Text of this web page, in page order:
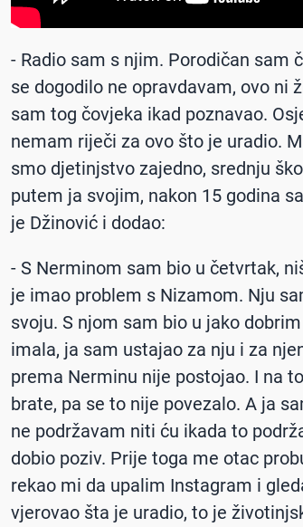
- Radio sam s njim. Porodičan sam
se dogodilo ne opravdavam, ovo ni
sam tog čovjeka ikad poznavao.
nemam riječi za ovo što je uradio.
smo djetinjstvo zajedno, srednju
putem ja svojim, nakon 15 godina
je Džinović i dodao:
- S Nerminom sam bio u četvrtak,
je imao problem s Nizamom. Nju
svoju. S njom sam bio u jako
imala, ja sam ustajao za nju i za
prema Nerminu nije postojao. I na
brate, pa se to nije povezalo. A ja
ne podržavam niti ću ikada to
dobio poziv. Prije toga me otac
rekao mi da upalim Instagram i
vjerovao šta je uradio, to je